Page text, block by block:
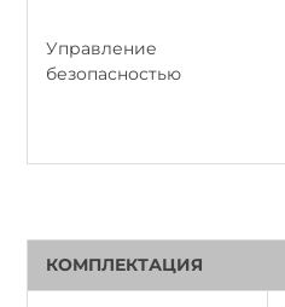
Управление
безопасностью
КОМПЛЕКТАЦИЯ